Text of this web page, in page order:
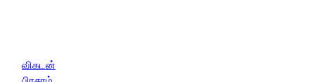
விகடன்